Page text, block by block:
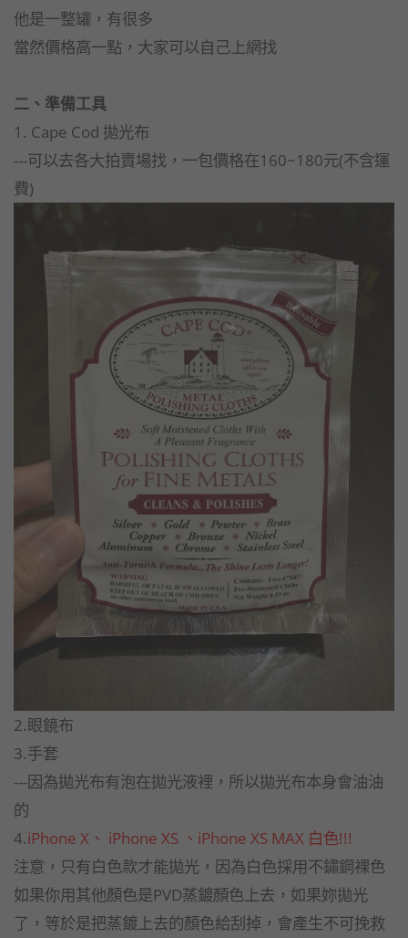
他是一整罐，有很多
當然價格高一點，大家可以自己上網找
二、準備工具
1. Cape Cod 拋光布
---可以去各大拍賣場找，一包價格在160~180元(不含運
費)
2.眼鏡布
3.手套
---因為拋光布有泡在拋光液裡，所以拋光布本身會油油
的
4.iPhone X、 iPhone XS 、iPhone X​S MAX 白色!!!
注意，只有白色款才能拋光，因為白色採用不鏽鋼裸色
如果你用其他顏色是PVD蒸鍍顏色上去，如果妳拋光
了，等於是把蒸鍍上去的顏色給刮掉，會產生不可挽救